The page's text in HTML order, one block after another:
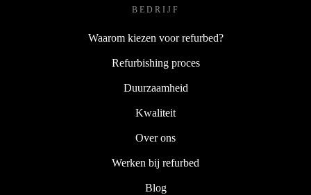
BEDRIJF
Waarom kiezen voor refurbed?
Refurbishing proces
Duurzaamheid
Kwaliteit
Over ons
Werken bij refurbed
Blog